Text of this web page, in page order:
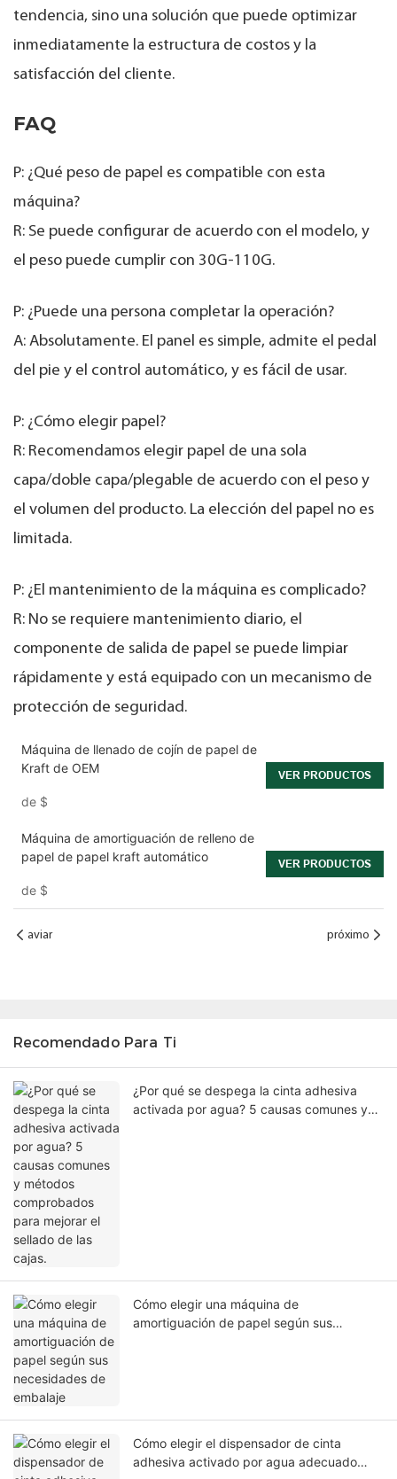
tendencia, sino una solución que puede optimizar
inmediatamente la estructura de costos y la
satisfacción del cliente.
FAQ
P: ¿Qué peso de papel es compatible con esta
máquina?
R: Se puede configurar de acuerdo con el modelo, y
el peso puede cumplir con 30G-110G.
P: ¿Puede una persona completar la operación?
A: Absolutamente. El panel es simple, admite el pedal
del pie y el control automático, y es fácil de usar.
P: ¿Cómo elegir papel?
R: Recomendamos elegir papel de una sola
capa/doble capa/plegable de acuerdo con el peso y
el volumen del producto. La elección del papel no es
limitada.
P: ¿El mantenimiento de la máquina es complicado?
R: No se requiere mantenimiento diario, el
componente de salida de papel se puede limpiar
rápidamente y está equipado con un mecanismo de
protección de seguridad.
Máquina de llenado de cojín de papel de
Kraft de OEM
de $
VER PRODUCTOS
Máquina de amortiguación de relleno de
papel de papel kraft automático
de $
VER PRODUCTOS
aviar próximo
Recomendado Para Ti
¿Por qué se despega la cinta adhesiva
activada por agua? 5 causas comunes y
Cómo elegir una máquina de
amortiguación de papel según sus
Cómo elegir el dispensador de cinta
adhesiva activado por agua adecuado